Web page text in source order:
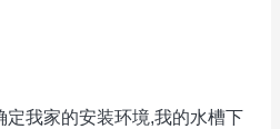
我家的安装环境,我的水槽下